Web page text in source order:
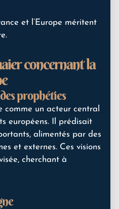
et l’Europe méritent
concernant la
prophéties
comme un acteur central
européens. Il prédisait
alimentés par des
et externes. Ces visions
cherchant à